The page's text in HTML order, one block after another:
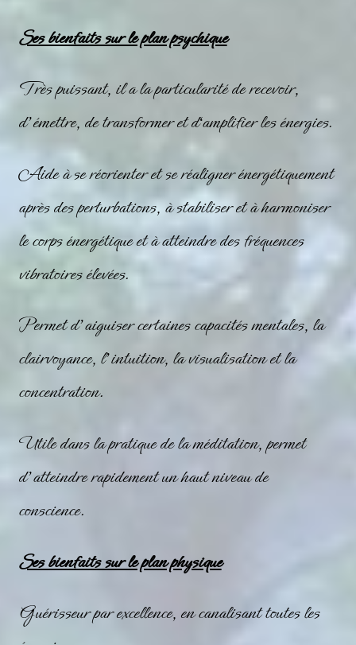
Ses bienfaits sur le plan psychique
Très puissant, il a la particularité de recevoir,
d’émettre, de transformer et d‘amplifier les énergies.
Aide à se réorienter et se réaligner énergétiquement
après des perturbations, à stabiliser et à harmoniser
le corps énergétique et à atteindre des fréquences
vibratoires élevées.
Permet d’aiguiser certaines capacités mentales, la
clairvoyance, l’intuition, la visualisation et la
concentration.
Utile dans la pratique de la méditation, permet
d’atteindre rapidement un haut niveau de
conscience.
Ses bienfaits sur le plan physique
Guérisseur par excellence, en canalisant toutes les